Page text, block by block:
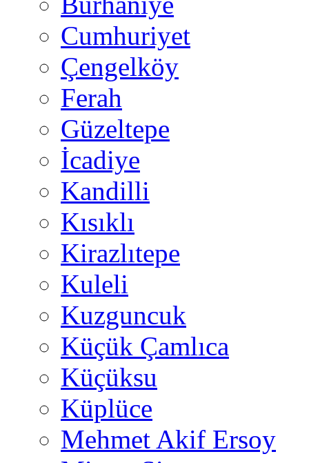
Cumhuriyet
Çengelköy
Ferah
Güzeltepe
İcadiye
Kandilli
Kısıklı
Kirazlıtepe
Kuleli
Kuzguncuk
Küçük Çamlıca
Küçüksu
Küplüce
Mehmet Akif Ersoy